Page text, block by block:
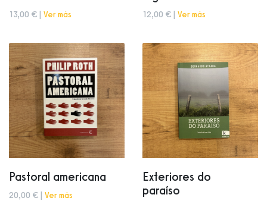
13,00 € | Ver más 12,00 € | Ver más
Pastoral americana
20,00 € | Ver más
Exteriores do
paraíso